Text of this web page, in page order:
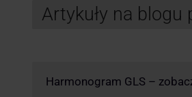
Artykuły na blogu
Harmonogram GLS –